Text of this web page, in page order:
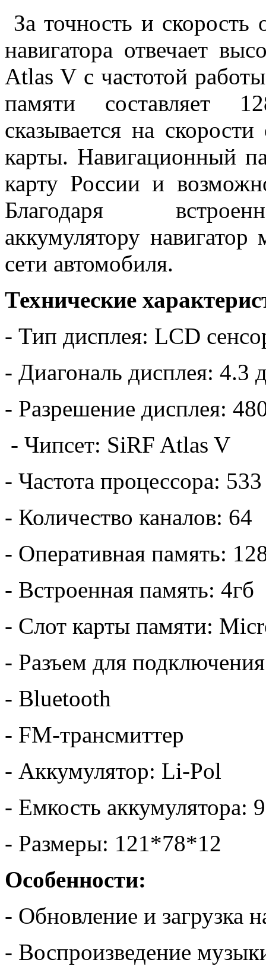
За точность и скорость
навигатора отвечает
Atlas V с частотой
памяти составляет
сказывается на
карты. Навигационный
карту России и
Благодаря
аккумулятору
сети автомобиля.
Технические
- Тип дисплея: LCD
- Диагональ дисплея: 4.3
- Разрешение дисплея:
- Чипсет: SiRF Atlas V
- Частота процессора:
- Количество каналов: 64
- Оперативная память:
- Встроенная память: 4гб
- Слот карты памяти:
- Разъем для
- Bluetooth
- FM-трансмиттер
- Аккумулятор: Li-Pol
- Емкость аккумулятора:
- Размеры: 121*78*12
Особенности:
- Обновление и загрузка
- Воспроизведение